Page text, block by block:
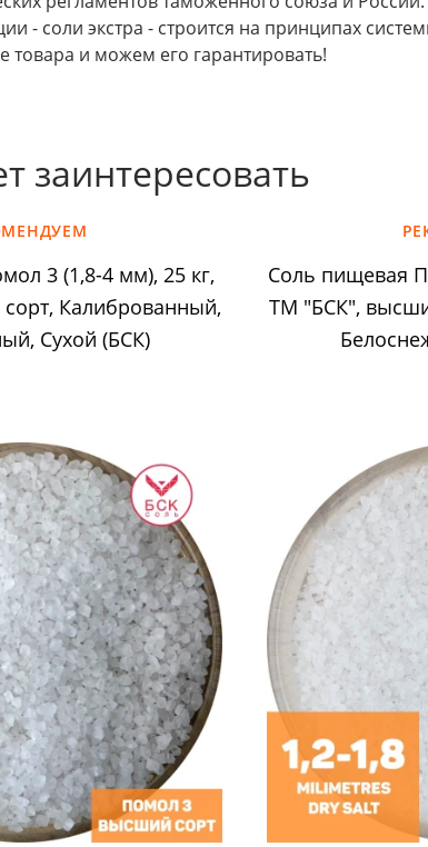
- соли экстра - строится на принципах
товара и можем его гарантировать!
заинтересовать
3 (1,8-4 мм), 25 кг,
Калиброванный,
Сухой (БСК)
Соль пищевая
ТМ "БСК",